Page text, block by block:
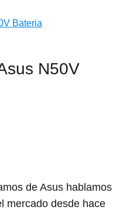
Bateria
N50V
de Asus hablamos
mercado desde hace